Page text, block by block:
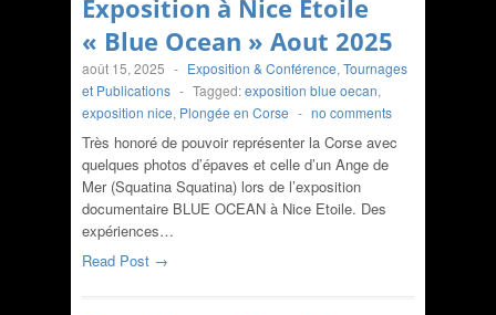
Exposition à Nice Etoile
« Blue Ocean » Aout 2025
août 15, 2025 - Exposition & Conférence, Tournages
et Publications - Tagged:exposition blue oecan,
exposition nice, Plongée en Corse - no comments
Très honoré de pouvoir représenter la Corse avec
quelques photos d’épaves et celle d’un Ange de
Mer (Squatina Squatina) lors de l’exposition
documentaire BLUE OCEAN à Nice Etoile. Des
expériences…
Read Post →